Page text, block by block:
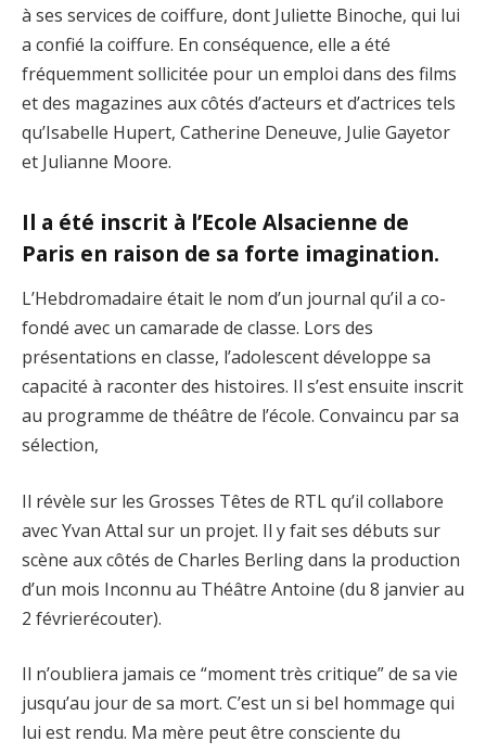
à ses services de coiffure, dont Juliette Binoche, qui lui
a confié la coiffure. En conséquence, elle a été
fréquemment sollicitée pour un emploi dans des films
et des magazines aux côtés d’acteurs et d’actrices tels
qu’Isabelle Hupert, Catherine Deneuve, Julie Gayetor
et Julianne Moore.
Il a été inscrit à l’Ecole Alsacienne de
Paris en raison de sa forte imagination.
L’Hebdromadaire était le nom d’un journal qu’il a co-
fondé avec un camarade de classe. Lors des
présentations en classe, l’adolescent développe sa
capacité à raconter des histoires. Il s’est ensuite inscrit
au programme de théâtre de l’école. Convaincu par sa
sélection,
Il révèle sur les Grosses Têtes de RTL qu’il collabore
avec Yvan Attal sur un projet. Il y fait ses débuts sur
scène aux côtés de Charles Berling dans la production
d’un mois Inconnu au Théâtre Antoine (du 8 janvier au
2 févrierécouter).
Il n’oubliera jamais ce “moment très critique” de sa vie
jusqu’au jour de sa mort. C’est un si bel hommage qui
lui est rendu. Ma mère peut être consciente du